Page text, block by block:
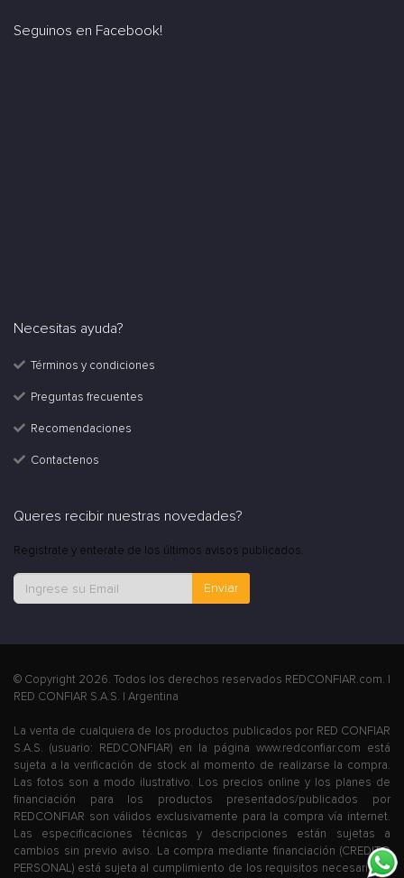
Seguinos en Facebook!
Necesitas ayuda?
Términos y condiciones
Preguntas frecuentes
Recomendaciones
Contactenos
Queres recibir nuestras novedades?
Registrate y enterate de los últimos avisos publicados.
Enviar
© Copyright 2026. Todos los derechos reservados REDCONFIAR.com. |
RED CONFIAR S.A.S. | Argentina
La venta de cualquiera de los productos publicados por RED CONFIAR
S.A.S. (usuario: REDCONFIAR) en la página www.redconfiar.com está
sujeta a la verificación de stock al momento de realizarse la compra.
Las fotos son a modo ilustrativo. Los precios online y los planes de
financiación para los productos presentados/publicados por
REDCONFIAR son válidos exclusivamente para la compra vía internet.
Las especificaciones técnicas y descripciones están sujetas a
cambios sin previo aviso. La compra mediante financiación (CREDITO
PERSONAL) está sujeta al cumplimiento de los requisitos necesarios y